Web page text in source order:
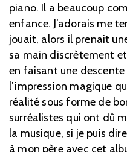
piano. Il a beaucoup
enfance. J’adorais me
jouait, alors il prenait
sa main discrètement
en faisant une
l’impression magique
réalité sous forme de
surréalistes qui ont dû
la musique, si je puis
à mon père avec cet